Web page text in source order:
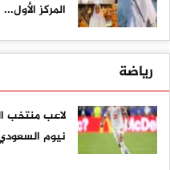
المركز الأول...
رياضة
لاعب منتخب
نيوم